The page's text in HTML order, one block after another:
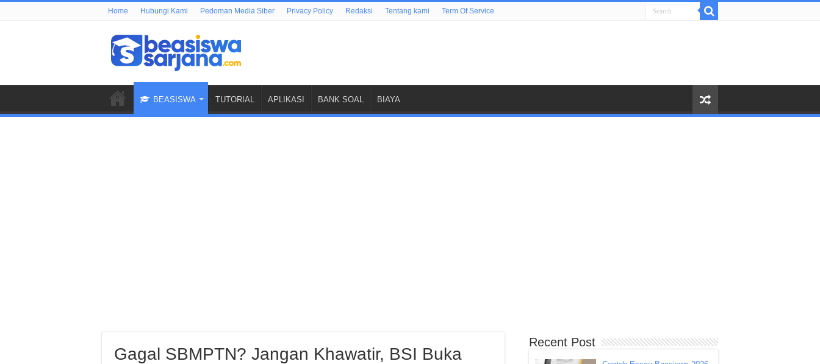
Home Hubungi Kami Pedoman Media Siber Privacy Policy Redaksi Tentang kami Term Of Service
BEASISWA TUTORIAL APLIKASI BANK SOAL BIAYA
Gagal SBMPTN? Jangan Khawatir, BSI Buka
Recent Post